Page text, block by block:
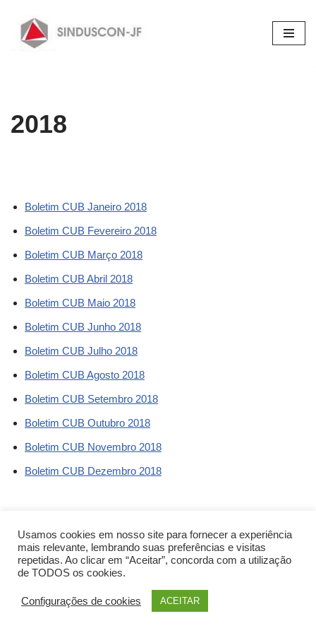
Pular
2018
Boletim CUB Janeiro 2018
Boletim CUB Fevereiro 2018
Boletim CUB Março 2018
Boletim CUB Abril 2018
Boletim CUB Maio 2018
Boletim CUB Junho 2018
Boletim CUB Julho 2018
Boletim CUB Agosto 2018
Boletim CUB Setembro 2018
Boletim CUB Outubro 2018
Boletim CUB Novembro 2018
Boletim CUB Dezembro 2018
Usamos cookies em nosso site para fornecer a experiência
mais relevante, lembrando suas preferências e visitas
repetidas. Ao clicar em “Aceitar”, concorda com a utilização
de TODOS os cookies.
Configurações de cookies ACEITAR